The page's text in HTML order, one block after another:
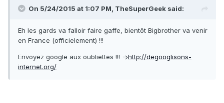
On 5/24/2015 at 1:07 PM, TheSuperGeek said:
Eh les gards va falloir faire gaffe, bientôt Bigbrother va venir
en France (officielement) !!!
Envoyez google aux oubliettes !!! =>http://degooglisons-
internet.org/